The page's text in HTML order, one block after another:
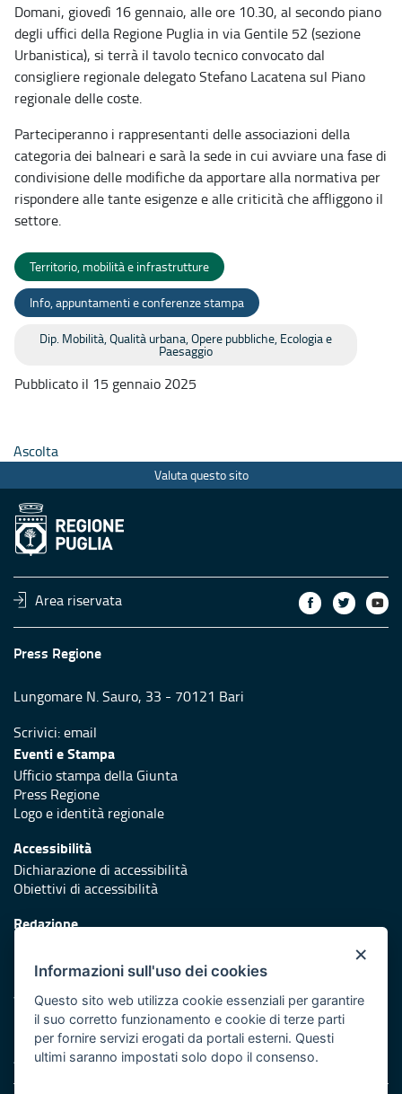
Domani, giovedì 16 gennaio, alle ore 10.30, al secondo piano
degli uffici della Regione Puglia in via Gentile 52 (sezione
Urbanistica), si terrà il tavolo tecnico convocato dal
consigliere regionale delegato Stefano Lacatena sul Piano
regionale delle coste.
Parteciperanno i rappresentanti delle associazioni della
categoria dei balneari e sarà la sede in cui avviare una fase di
condivisione delle modifiche da apportare alla normativa per
rispondere alle tante esigenze e alle criticità che affliggono il
settore.
Territorio, mobilità e infrastrutture
Info, appuntamenti e conferenze stampa
Dip. Mobilità, Qualità urbana, Opere pubbliche, Ecologia e
Paesaggio
Pubblicato il 15 gennaio 2025
Ascolta
Valuta questo sito
Area riservata
Press Regione
Lungomare N. Sauro, 33 - 70121 Bari
Scrivici:email
Eventi e Stampa
Ufficio stampa della Giunta
Press Regione
Logo e identità regionale
Accessibilità
Dichiarazione di accessibilità
Obiettivi di accessibilità
Redazione
Protezione civile
Vai al sito di Protezione Civile Puglia
Iniziativa finanziata con risorse del POR Puglia 2014/2020 -
Asse XI
×
Informazioni sull'uso dei cookies
Questo sito web utilizza cookie essenziali per garantire
il suo corretto funzionamento e cookie di terze parti
per fornire servizi erogati da portali esterni. Questi
ultimi saranno impostati solo dopo il consenso.